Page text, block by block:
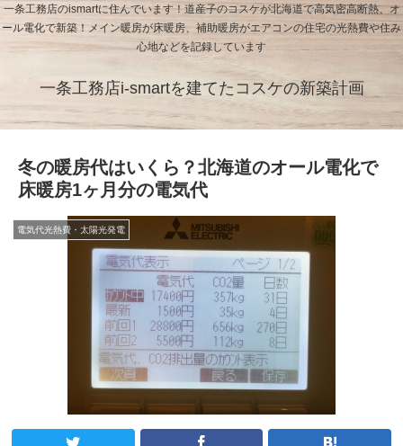
一条工務店のismartに住んでいます！道産子のコスケが北海道で高気密高断熱、オ
ール電化で新築！メイン暖房が床暖房、補助暖房がエアコンの住宅の光熱費や住み
心地などを記録しています
一条工務店i-smartを建てたコスケの新築計画
冬の暖房代はいくら？北海道のオール電化で
床暖房1ヶ月分の電気代
電気代光熱費・太陽光発電